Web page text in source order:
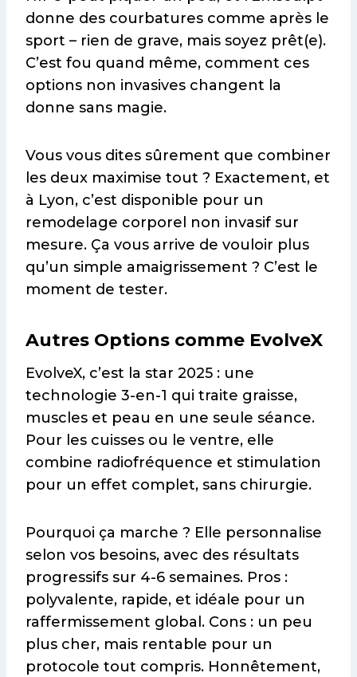
donne des courbatures comme après le
sport – rien de grave, mais soyez prêt(e).
C’est fou quand même, comment ces
options non invasives changent la
donne sans magie.
Vous vous dites sûrement que combiner
les deux maximise tout ? Exactement, et
à Lyon, c’est disponible pour un
remodelage corporel non invasif sur
mesure. Ça vous arrive de vouloir plus
qu’un simple amaigrissement ? C’est le
moment de tester.
Autres Options comme EvolveX
EvolveX, c’est la star 2025 : une
technologie 3-en-1 qui traite graisse,
muscles et peau en une seule séance.
Pour les cuisses ou le ventre, elle
combine radiofréquence et stimulation
pour un effet complet, sans chirurgie.
Pourquoi ça marche ? Elle personnalise
selon vos besoins, avec des résultats
progressifs sur 4-6 semaines. Pros :
polyvalente, rapide, et idéale pour un
raffermissement global. Cons : un peu
plus cher, mais rentable pour un
protocole tout compris. Honnêtement,